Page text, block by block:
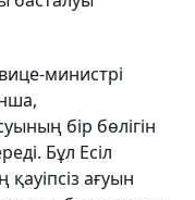
министрі
бір бөлігін
Бұл Есіл
ағуын